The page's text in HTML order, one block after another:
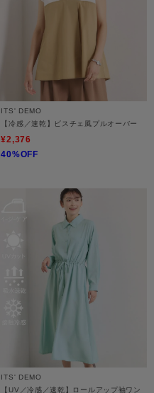
ITS' DEMO
【冷感／速乾】ビスチェ風プルオーバー
¥2,376
40%OFF
ITS' DEMO
【UV／冷感／速乾】ロールアップ袖ワン